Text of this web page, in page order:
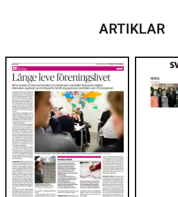
ARTIKLAR